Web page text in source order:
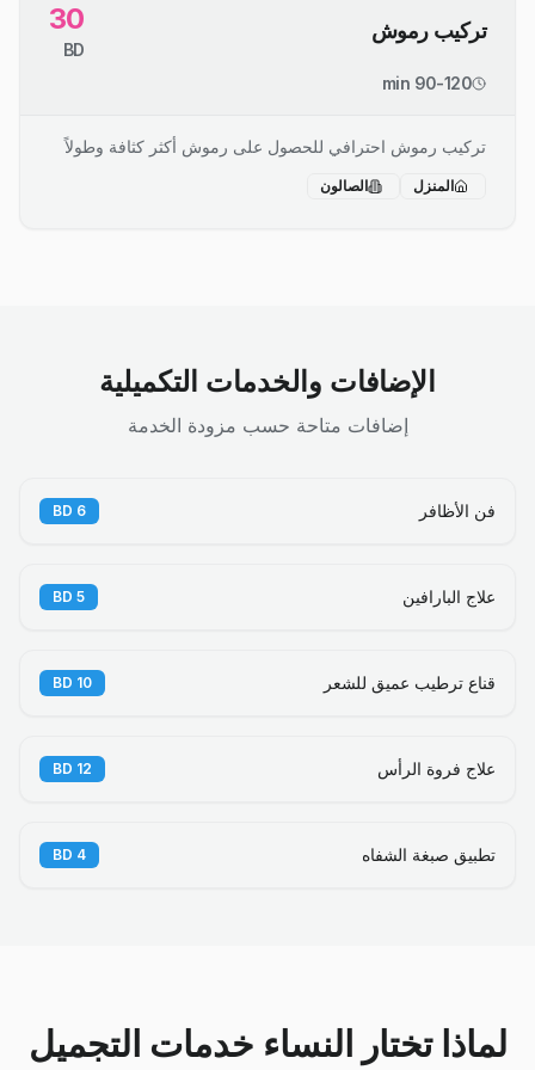
تركيب رموش 30
BD
90-120 min
تركيب رموش احترافي للحصول على رموش أكثر كثافة وطولاً
المنزل الصالون
الإضافات والخدمات التكميلية
إضافات متاحة حسب مزودة الخدمة
فن الأظافر 6
BD
علاج البارافين 5
BD
قناع ترطيب عميق للشعر 10
BD
علاج فروة الرأس 12
BD
تطبيق صبغة الشفاه 4
BD
لماذا تختار النساء خدمات التجميل